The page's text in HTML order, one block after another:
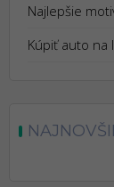
Najlepšie
Kúpiť auto na